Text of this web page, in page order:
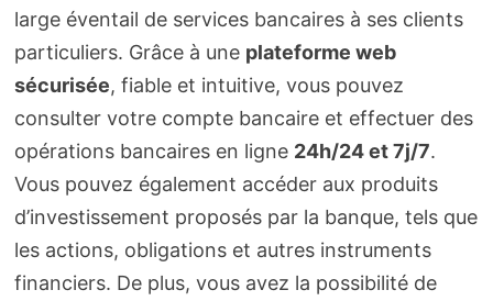
large éventail de services bancaires à ses clients
particuliers. Grâce à une plateforme web
sécurisée, fiable et intuitive, vous pouvez
consulter votre compte bancaire et effectuer des
opérations bancaires en ligne 24h/24 et 7j/7.
Vous pouvez également accéder aux produits
d’investissement proposés par la banque, tels que
les actions, obligations et autres instruments
financiers. De plus, vous avez la possibilité de